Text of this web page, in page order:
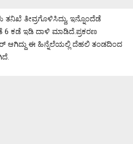
ತೀವ್ರಗೊಳಿಸಿದ್ದು, ಇನ್ನೊಂದೆಡೆ
6 ಕಡೆ ಇಡಿ ದಾಳಿ ಮಾಡಿದೆ.ಪ್ರಕರಣ
ಈ ಹಿನ್ನೆಲೆಯಲ್ಲಿ ದೆಹಲಿ ತಂಡದಿಂದ